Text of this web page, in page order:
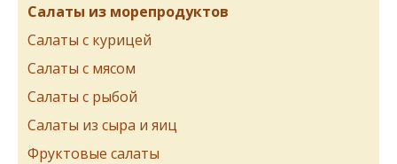
Салаты из морепродуктов
Салаты с курицей
Салаты с мясом
Салаты с рыбой
Салаты из сыра и яиц
Фруктовые салаты